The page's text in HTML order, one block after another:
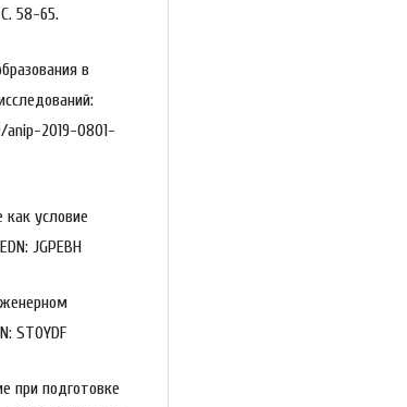
58-65.
в
anip-2019-0801-
как условие
JGPEBH
STOYDF
при подготовке